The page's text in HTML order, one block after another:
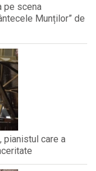
pe scena
Munților” de
pianistul care a